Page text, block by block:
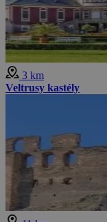
3 km
Veltrusy kastély